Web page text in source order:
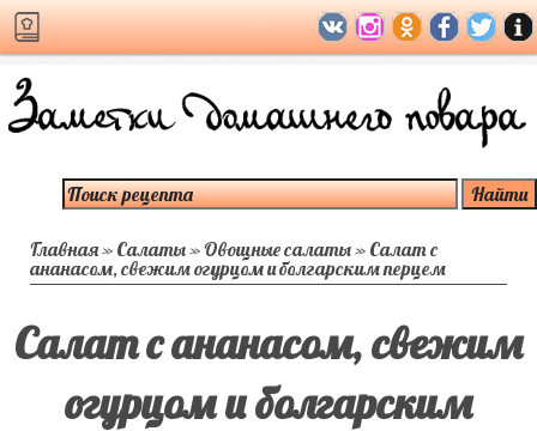
Главная» Салаты»Овощные салаты» Салат с
ананасом, свежим огурцом и болгарским перцем
Салат с ананасом, свежим
огурцом и болгарским